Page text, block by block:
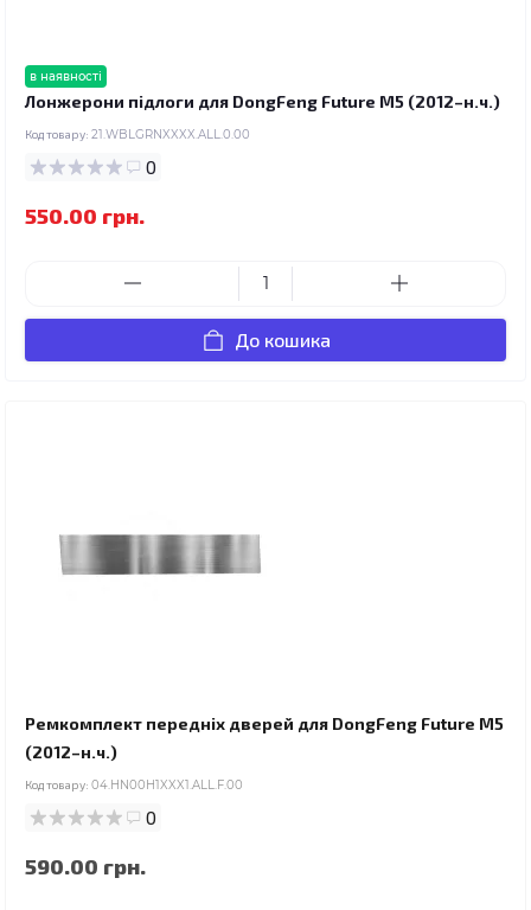
в наявності
Лонжерони підлоги для DongFeng Future M5 (2012–н.ч.)
Код товару: 21.WBLGRNXXXX.ALL.0.00
0
550.00 грн.
До кошика
Ремкомплект передніх дверей для DongFeng Future M5
(2012–н.ч.)
Код товару: 04.HN00H1XXX1.ALL.F.00
0
590.00 грн.